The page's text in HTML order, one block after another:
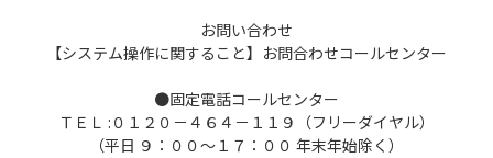
地方自治法第２４４条の２第３項の規定
により、千葉県内の市町が施設の管理を行わ
せる者。
（４）サービス運営者
本サービスを利用して、電子申請を受け
付ける千葉県、千葉県内の市町及び指定管理
お問い合わせ
【システム操作に関すること】お問合わせコールセンター
●固定電話コールセンター
ＴＥＬ :０１２０－４６４－１１９（フリーダイヤル）
（平日 ９：００～１７：００ 年末年始除く）